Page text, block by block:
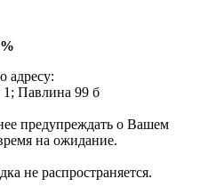
адресу:
Павлина 99 б
предупреждать о Вашем
на ожидание.
не распространяется.